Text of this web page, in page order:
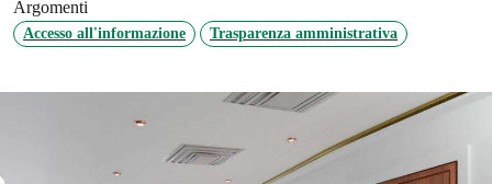
Argomenti
Accesso all'informazione Trasparenza amministrativa